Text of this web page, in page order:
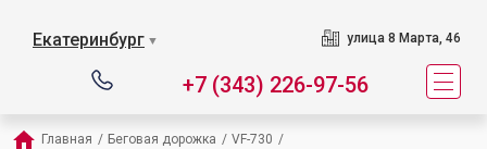
Екатеринбург ▼ улица 8 Марта, 46
+7 (343) 226-97-56
Главная / Беговая дорожка / VF-730 /